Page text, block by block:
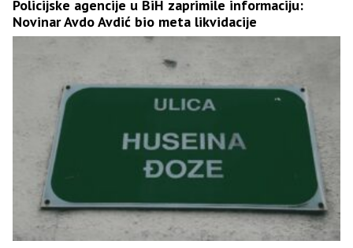
Policijske agencije u BiH zaprimile informaciju:
Novinar Avdo Avdić bio meta likvidacije